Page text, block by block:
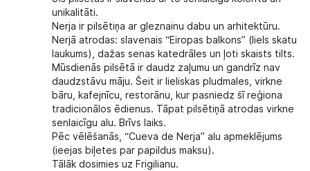
unikalitāti.
Nerja ir pilsētiņa ar gleznainu dabu un arhitektūru.
Nerjā atrodas: slavenais “Eiropas balkons” (liels skatu
laukums), dažas senas katedrāles un ļoti skaists tilts.
Mūsdienās pilsētā ir daudz zaļumu un gandrīz nav
daudzstāvu māju. Šeit ir lieliskas pludmales, virkne
bāru, kafejnīcu, restorānu, kur pasniedz šī reģiona
tradicionālos ēdienus. Tāpat pilsētiņā atrodas virkne
senlaicīgu alu. Brīvs laiks.
Pēc vēlēšanās, “Cueva de Nerja” alu apmeklējums
(ieejas biļetes par papildus maksu).
Tālāk dosimies uz Frigilianu.